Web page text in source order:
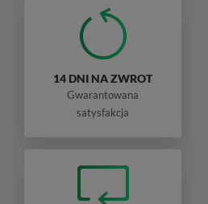
14 DNI NA ZWROT
Gwarantowana
satysfakcja